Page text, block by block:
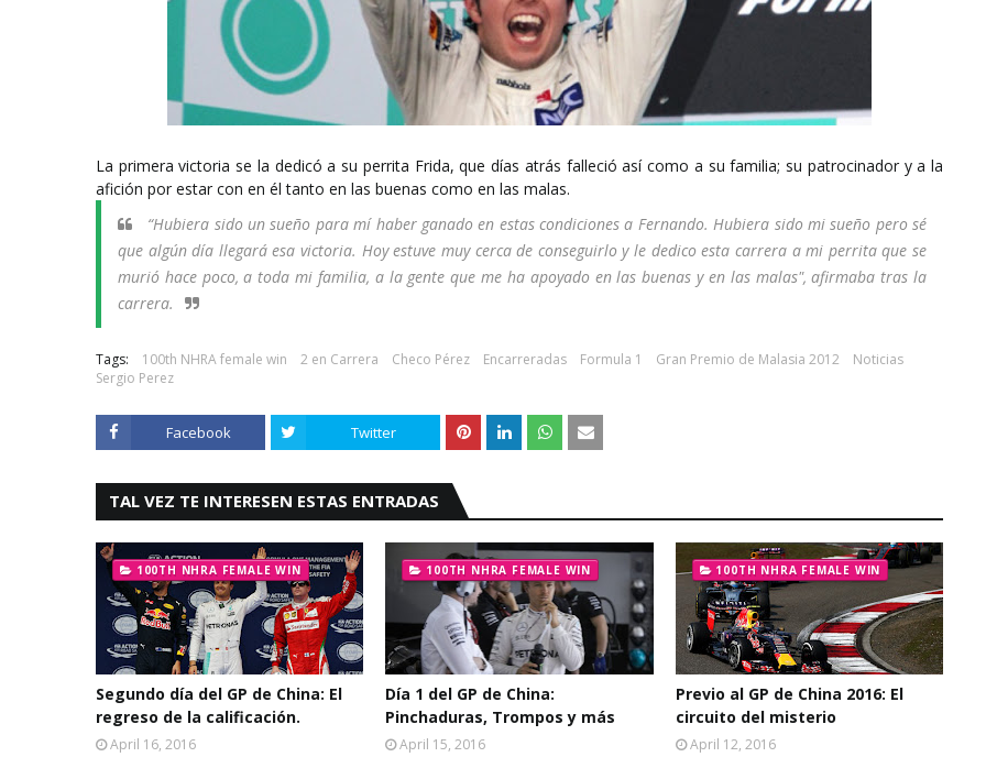
La primera victoria se la dedicó a su perrita Frida, que días atrás falleció así como a su familia; su patrocinador y a la
afición por estar con en él tanto en las buenas como en las malas.
“Hubiera sido un sueño para mí haber ganado en estas condiciones a Fernando. Hubiera sido mi sueño pero sé
que algún día llegará esa victoria. Hoy estuve muy cerca de conseguirlo y le dedico esta carrera a mi perrita que se
murió hace poco, a toda mi familia, a la gente que me ha apoyado en las buenas y en las malas", afirmaba tras la
carrera.
Tags: 100th NHRA female win 2 en Carrera Checo Pérez Encarreradas Formula 1 Gran Premio de Malasia 2012
Noticias
Sergio Perez
Facebook Twitter
TAL VEZ TE INTERESEN ESTAS ENTRADAS
100TH NHRA FEMALE WIN
Segundo día del GP de China: El
regreso de la calificación.
April 16, 2016
100TH NHRA FEMALE WIN
Día 1 del GP de China:
Pinchaduras, Trompos y más
April 15, 2016
100TH NHRA FEMALE WIN
Previo al GP de China 2016: El
circuito del misterio
April 12, 2016